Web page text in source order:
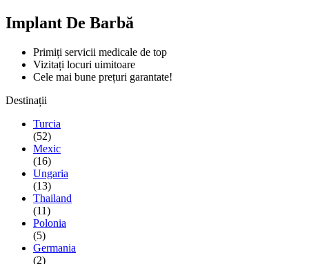
Implant De Barbă
Primiți servicii medicale de top
Vizitați locuri uimitoare
Cele mai bune prețuri garantate!
Destinații
Turcia
(52)
Mexic
(16)
Ungaria
(13)
Thailand
(11)
Polonia
(5)
Germania
(2)